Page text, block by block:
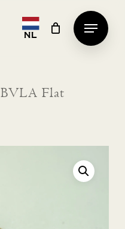
NL
Menu
BVLA Flat